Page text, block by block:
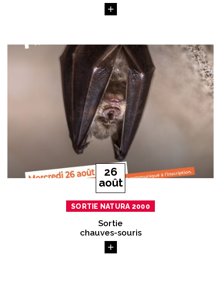
Le
26
août
SORTIE NATURA 2000
Sortie
chauves-souris